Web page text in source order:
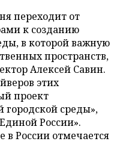
переходит от
к созданию
в которой важную
пространств,
Алексей Савин.
этих
проект
среды»,
России».
в России отмечается